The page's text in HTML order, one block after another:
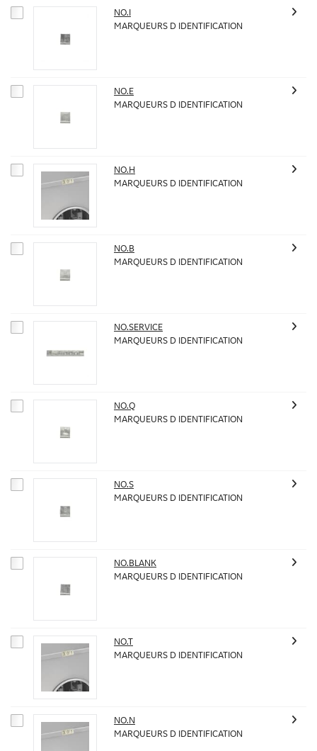
NO.I
MARQUEURS D IDENTIFICATION
NO.E
MARQUEURS D IDENTIFICATION
NO.H
MARQUEURS D IDENTIFICATION
NO.B
MARQUEURS D IDENTIFICATION
NO.SERVICE
MARQUEURS D IDENTIFICATION
NO.Q
MARQUEURS D IDENTIFICATION
NO.S
MARQUEURS D IDENTIFICATION
NO.BLANK
MARQUEURS D IDENTIFICATION
NO.T
MARQUEURS D IDENTIFICATION
NO.N
MARQUEURS D IDENTIFICATION